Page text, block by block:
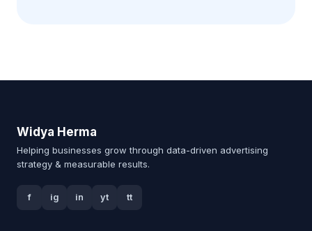
Widya Herma
Helping businesses grow through data-driven advertising
strategy & measurable results.
f ig in yt tt